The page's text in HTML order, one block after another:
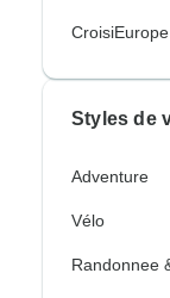
Styles de
Adventure
Vélo
Randonnee